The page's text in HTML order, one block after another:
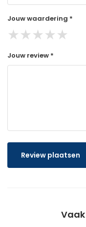
Jouw waardering *
★★★★★
Jouw review *
Review plaatsen